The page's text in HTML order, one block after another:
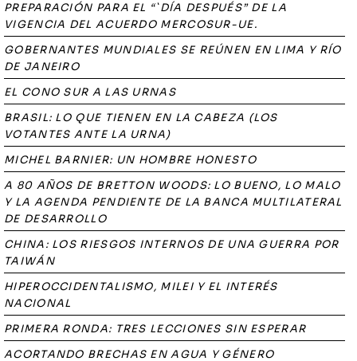
PREPARACIÓN PARA EL “`DÍA DESPUÉS” DE LA
VIGENCIA DEL ACUERDO MERCOSUR-UE.
GOBERNANTES MUNDIALES SE REÚNEN EN LIMA Y RÍO
DE JANEIRO
EL CONO SUR A LAS URNAS
BRASIL: LO QUE TIENEN EN LA CABEZA (LOS
VOTANTES ANTE LA URNA)
MICHEL BARNIER: UN HOMBRE HONESTO
A 80 AÑOS DE BRETTON WOODS: LO BUENO, LO MALO
Y LA AGENDA PENDIENTE DE LA BANCA MULTILATERAL
DE DESARROLLO
CHINA: LOS RIESGOS INTERNOS DE UNA GUERRA POR
TAIWÁN
HIPEROCCIDENTALISMO, MILEI Y EL INTERÉS
NACIONAL
PRIMERA RONDA: TRES LECCIONES SIN ESPERAR
ACORTANDO BRECHAS EN AGUA Y GÉNERO